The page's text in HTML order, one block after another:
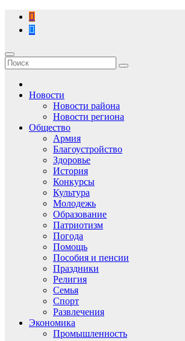
Перейти
содержимому
Новости
Новости района
Новости региона
Общество
Армия
Благоустройство
Здоровье
История
Конкурсы
Культура
Молодежь
Образование
Патриотизм
Погода
Помощь
Пособия и пенсии
Праздники
Религия
Семья
Спорт
Развлечения
Экономика
Промышленность